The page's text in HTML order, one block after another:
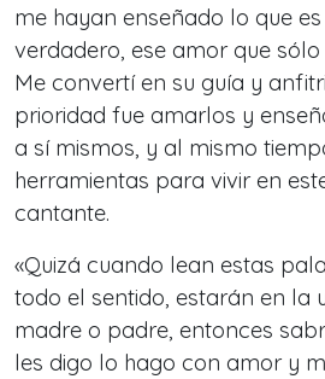
me hayan enseñado lo que
verdadero, ese amor que
Me convertí en su guía y
prioridad fue amarlos y
a sí mismos, y al mismo
herramientas para vivir en
cantante.
«Quizá cuando lean estas
todo el sentido, estarán en la
madre o padre, entonces
les digo lo hago con amor y